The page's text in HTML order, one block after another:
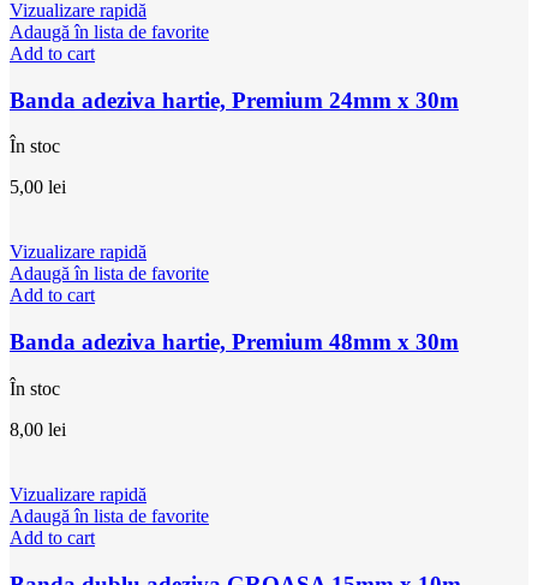
Vizualizare rapidă
Adaugă în lista de favorite
Add to cart
Banda adeziva hartie, Premium 24mm x 30m
În stoc
5,00 lei
Vizualizare rapidă
Adaugă în lista de favorite
Add to cart
Banda adeziva hartie, Premium 48mm x 30m
În stoc
8,00 lei
Vizualizare rapidă
Adaugă în lista de favorite
Add to cart